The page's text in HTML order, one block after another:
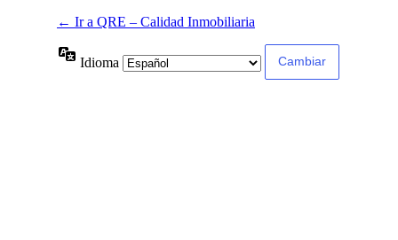
← Ir a QRE – Calidad Inmobiliaria
Idioma